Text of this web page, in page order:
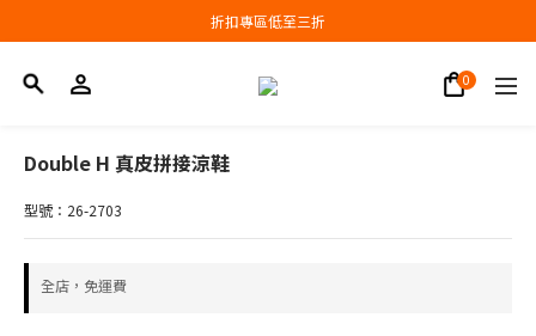
會員結帳新品滿3000現抵300，滿6000現抵1000
折扣專區低至三折
Double H 真皮拼接涼鞋
型號：26-2703
全店，免運費